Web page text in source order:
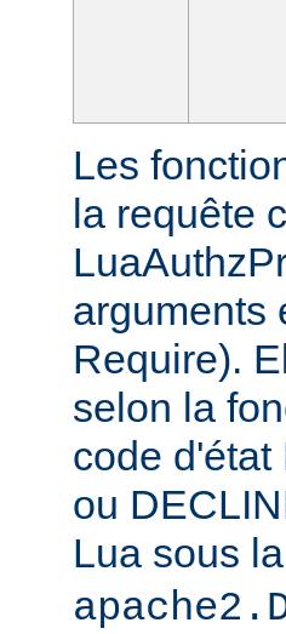
Les
la requête
arguments
Require).
selon la
code d'état
ou
Lua sous